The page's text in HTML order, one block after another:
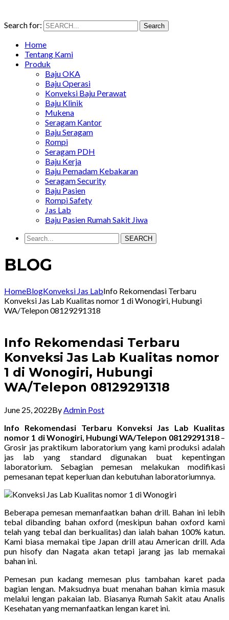
Search for: Search
Home
Tentang Kami
Produk
Baju OKA
Baju Operasi
Konveksi Baju Perawat
Baju Klinik
Mukena
Seragam Kantor
Baju Seragam
Rompi
Seragam PDH
Baju Kerja
Baju Pemadam Kebakaran
Seragam Security
Baju Pasien
Rompi Safety
Jas Lab
Baju Pasien Rumah Sakit Jiwa
SEARCH
BLOG
HomeBlogKonveksi Jas LabInfo Rekomendasi Terbaru
Konveksi Jas Lab Kualitas nomor 1 di Wonogiri, Hubungi
WA/Telepon 08129291318
Info Rekomendasi Terbaru
Konveksi Jas Lab Kualitas nomor
1 di Wonogiri, Hubungi
WA/Telepon 08129291318
June 25, 2022By Admin Post
Info Rekomendasi Terbaru Konveksi Jas Lab Kualitas
nomor 1 di Wonogiri, Hubungi WA/Telepon 08129291318–
Grosir jas praktikum laboratorium yang kami produksi adalah
jas lab yang standard digunakan buat kepentingan
laboratorium. Sebagian pemesan melakukan modifikasi
pemesanan tepat keperluan dan kebutuhan laboratoriumnya.
Beberapa pemesan memanfaatkan bahan drill. Bahan ini lebih
tebal dibanding bahan oxford (meskipun bahan oxford kami
telah yang tebal dan berkualitas) dan ialah bahan 100% katun.
Kami biasa memakai tipe Japan drill atau American drill. Ada
pun hisofy dan Nagata akan tetapi jarang jas lab memakai
bahan ini.
Pemesan pun kadang memesan plus tambahan karet pada
bagian lengan. Maksudnya buat menahan bahan kimia masuk
melalui lengan pakaian lab. Biasanya Rumah Sakit atau Analis
Kesehatan yang memanfaatkan lengan karet ini.